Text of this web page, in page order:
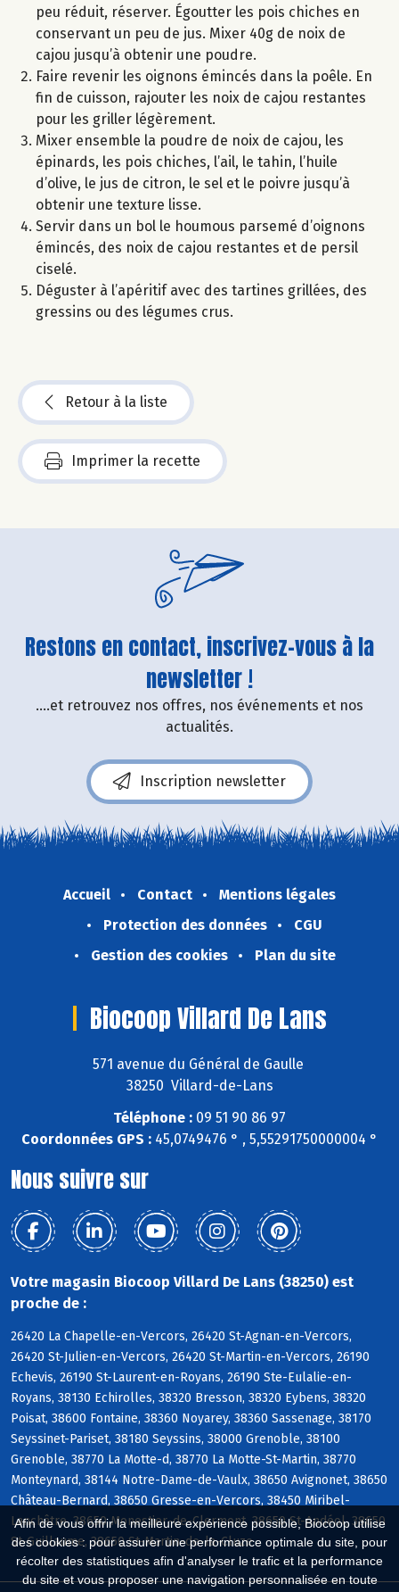
Afin de vous offrir la meilleure expérience possible, Biocoop utilise
des cookies : pour assurer une performance optimale du site, pour
récolter des statistiques afin d'analyser le trafic et la performance
du site et vous proposer une navigation personnalisée en toute
peu réduit, réserver. Égoutter les pois chiches en
conservant un peu de jus. Mixer 40g de noix de
cajou jusqu’à obtenir une poudre.
Faire revenir les oignons émincés dans la poêle. En
fin de cuisson, rajouter les noix de cajou restantes
pour les griller légèrement.
Mixer ensemble la poudre de noix de cajou, les
épinards, les pois chiches, l’ail, le tahin, l’huile
d’olive, le jus de citron, le sel et le poivre jusqu’à
obtenir une texture lisse.
Servir dans un bol le houmous parsemé d’oignons
émincés, des noix de cajou restantes et de persil
ciselé.
Déguster à l’apéritif avec des tartines grillées, des
gressins ou des légumes crus.
Retour à la liste
Imprimer la recette
Restons en contact, inscrivez-vous à la
newsletter !
....et retrouvez nos offres, nos événements et nos
actualités.
Inscription newsletter
Accueil Contact
Mentions légales
Protection des données
CGU
Gestion des cookies
Plan du site
Biocoop Villard De Lans
571 avenue du Général de Gaulle
38250 Villard-de-Lans
Téléphone : 09 51 90 86 97
Coordonnées GPS : 45,0749476 ° , 5,55291750000004 °
Nous suivre sur
Votre magasin Biocoop Villard De Lans (38250) est
proche de :
26420 La Chapelle-en-Vercors, 26420 St-Agnan-en-Vercors,
26420 St-Julien-en-Vercors, 26420 St-Martin-en-Vercors, 26190
Echevis, 26190 St-Laurent-en-Royans, 26190 Ste-Eulalie-en-
Royans, 38130 Echirolles, 38320 Bresson, 38320 Eybens, 38320
Poisat, 38600 Fontaine, 38360 Noyarey, 38360 Sassenage, 38170
Seyssinet-Pariset, 38180 Seyssins, 38000 Grenoble, 38100
Grenoble, 38770 La Motte-d, 38770 La Motte-St-Martin, 38770
Monteynard, 38144 Notre-Dame-de-Vaulx, 38650 Avignonet, 38650
Château-Bernard, 38650 Gresse-en-Vercors, 38450 Miribel-
Lanchâtre, 38650 Monestier-de-Clermont, 38650 St-Andéol, 38650
St-Guillaume, 38650 St-Martin-de-la-Cluze